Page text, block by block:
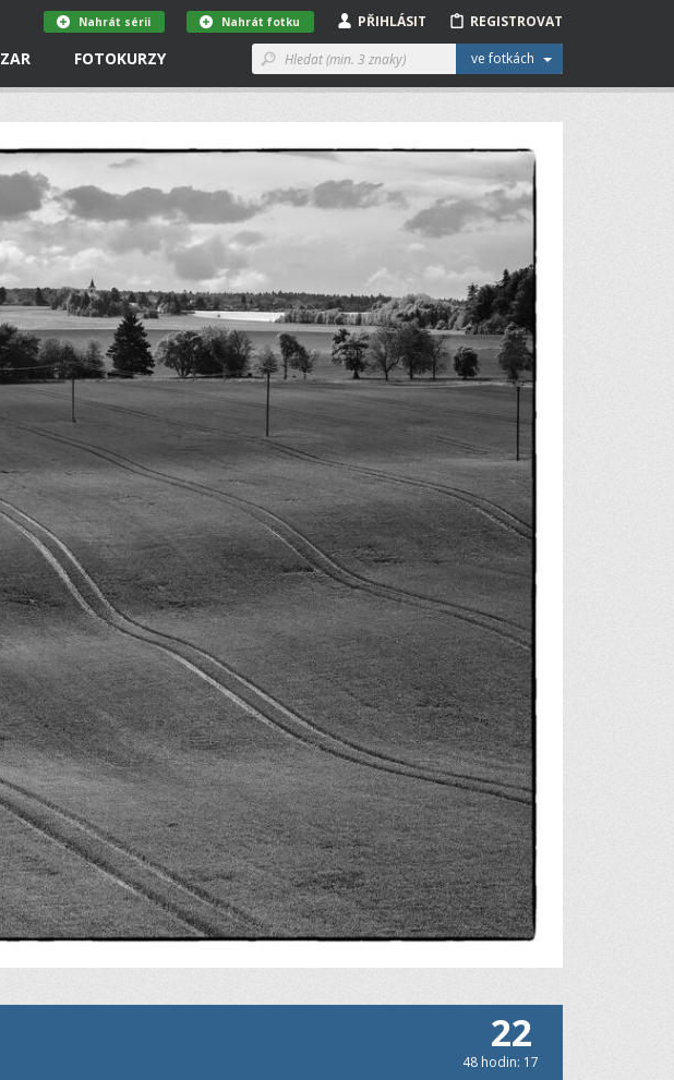
FOTOKURZY ve fotkách
REGISTROVAT
PŘIHLÁSIT
Nahrát fotku
Nahrát sérii
22
48 hodin: 17